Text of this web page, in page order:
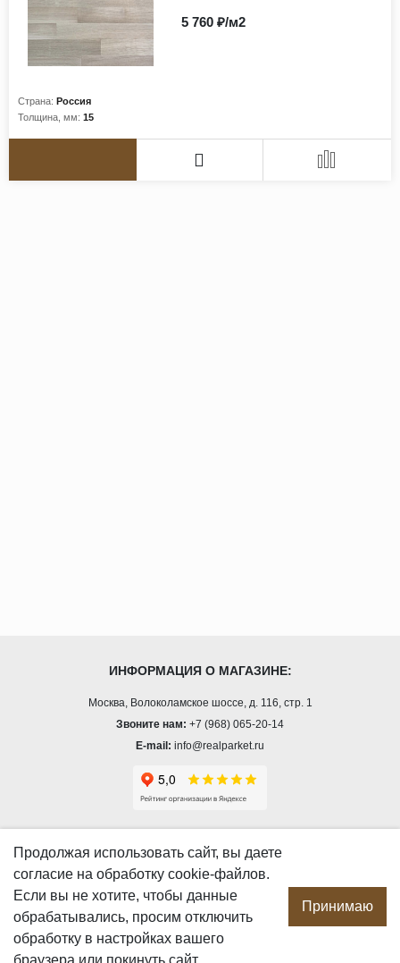
Страна: Россия
Толщина, мм: 15
5 760 ₽/м2
ИНФОРМАЦИЯ О МАГАЗИНЕ:
Москва, Волоколамское шоссе, д. 116, стр. 1
Звоните нам: +7 (968) 065-20-14
E-mail: info@realparket.ru
О компании
Производство
Сотрудничество
Сертификаты продукции
Вакансии
Продолжая использовать сайт, вы даете
согласие на обработку cookie-файлов.
Если вы не хотите, чтобы данные
обрабатывались, просим отключить
обработку в настройках вашего
браузера или покинуть сайт
Принимаю